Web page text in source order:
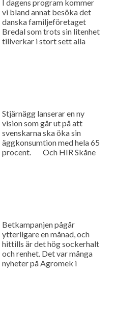
I dagens program kommer
vi bland annat besöka det
danska familjeföretaget
Bredal som trots sin litenhet
tillverkar i stort sett alla
Stjärnägg lanserar en ny
vision som går ut på att
svenskarna ska öka sin
äggkonsumtion med hela 65
procent. Och HIR Skåne
Betkampanjen pågår
ytterligare en månad, och
hittills är det hög sockerhalt
och renhet. Det var många
nyheter på Agromek i